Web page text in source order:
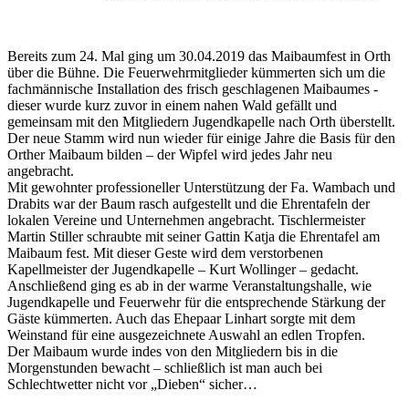
Bereits zum 24. Mal ging um 30.04.2019 das Maibaumfest in Orth
über die Bühne. Die Feuerwehrmitglieder kümmerten sich um die
fachmännische Installation des frisch geschlagenen Maibaumes -
dieser wurde kurz zuvor in einem nahen Wald gefällt und
gemeinsam mit den Mitgliedern Jugendkapelle nach Orth überstellt.
Der neue Stamm wird nun wieder für einige Jahre die Basis für den
Orther Maibaum bilden – der Wipfel wird jedes Jahr neu
angebracht.
Mit gewohnter professioneller Unterstützung der Fa. Wambach und
Drabits war der Baum rasch aufgestellt und die Ehrentafeln der
lokalen Vereine und Unternehmen angebracht. Tischlermeister
Martin Stiller schraubte mit seiner Gattin Katja die Ehrentafel am
Maibaum fest. Mit dieser Geste wird dem verstorbenen
Kapellmeister der Jugendkapelle – Kurt Wollinger – gedacht.
Anschließend ging es ab in der warme Veranstaltungshalle, wie
Jugendkapelle und Feuerwehr für die entsprechende Stärkung der
Gäste kümmerten. Auch das Ehepaar Linhart sorgte mit dem
Weinstand für eine ausgezeichnete Auswahl an edlen Tropfen.
Der Maibaum wurde indes von den Mitgliedern bis in die
Morgenstunden bewacht – schließlich ist man auch bei
Schlechtwetter nicht vor „Dieben“ sicher…